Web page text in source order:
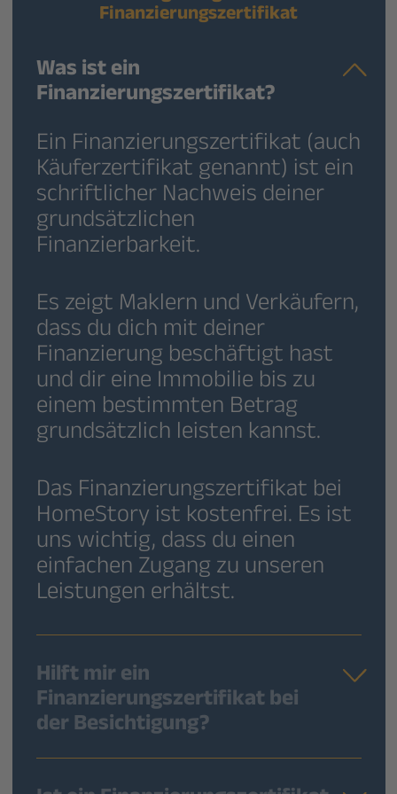
Finanzierungszertifikat
Was ist ein
Finanzierungszertifikat?
Ein Finanzierungszertifikat (auch
Käuferzertifikat genannt) ist ein
schriftlicher Nachweis deiner
grundsätzlichen
Finanzierbarkeit.
Es zeigt Maklern und Verkäufern,
dass du dich mit deiner
Finanzierung beschäftigt hast
und dir eine Immobilie bis zu
einem bestimmten Betrag
grundsätzlich leisten kannst.
Das Finanzierungszertifikat bei
HomeStory ist kostenfrei. Es ist
uns wichtig, dass du einen
einfachen Zugang zu unseren
Leistungen erhältst.
Hilft mir ein
Finanzierungszertifikat bei
der Besichtigung?